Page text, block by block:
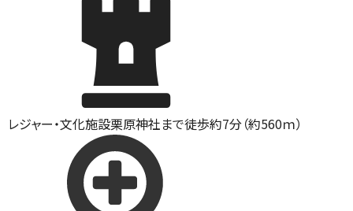
レジャー・文化施設栗原神社まで徒歩約7分（約560ｍ）